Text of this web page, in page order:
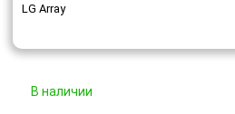
LG Array
В наличии